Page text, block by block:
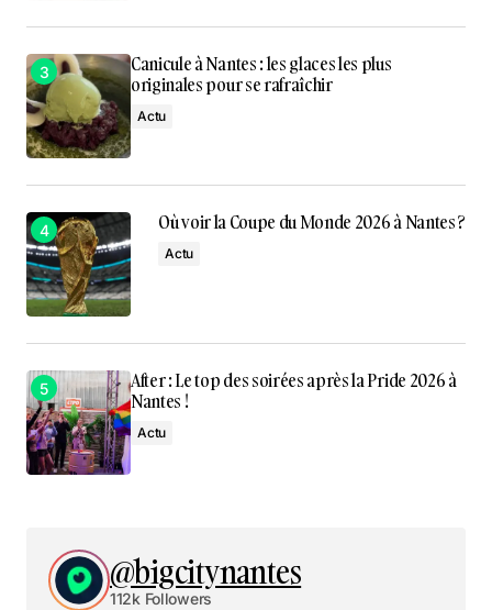
Canicule à Nantes : les glaces les plus
originales pour se rafraîchir
Actu
Où voir la Coupe du Monde 2026 à Nantes ?
Actu
After : Le top des soirées après la Pride 2026 à
Nantes !
Actu
@bigcitynantes
112k Followers